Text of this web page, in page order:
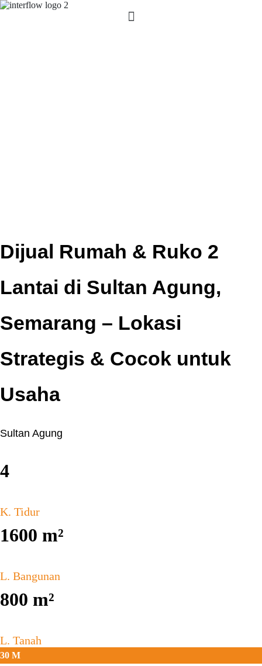
Dijual Rumah & Ruko 2
Lantai di Sultan Agung,
Semarang – Lokasi
Strategis & Cocok untuk
Usaha
Sultan Agung
4
K. Tidur
1600 m²
L. Bangunan
800 m²
L. Tanah
30 M